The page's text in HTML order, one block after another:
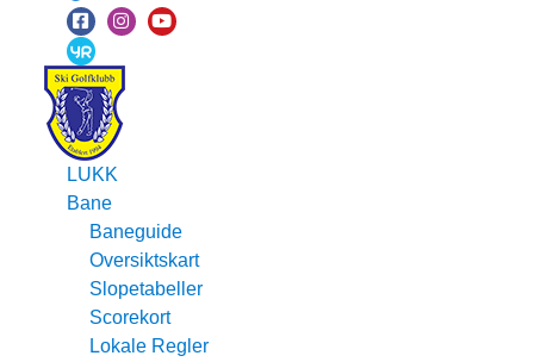
LUKK
Bane
Baneguide
Oversiktskart
Slopetabeller
Scorekort
Lokale Regler